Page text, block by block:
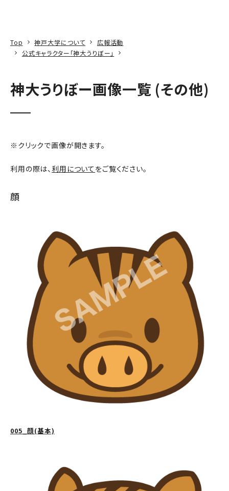
Top 神戸大学について
広報活動
公式キャラクター「神大うりぼー」
神大うりぼー画像一覧 (その他)
※クリックで画像が開きます。
利用の際は、 利用について をご覧ください。
顔
005_顔(基本)